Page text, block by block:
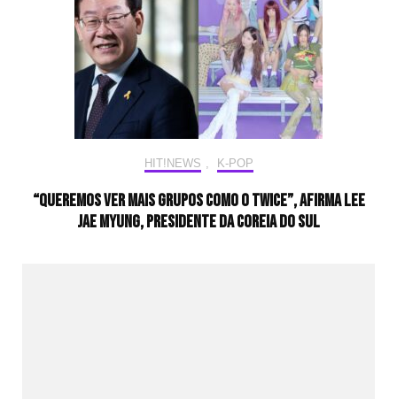
HIT!NEWS , K-POP
“Queremos ver mais grupos como o twice”, afirma Lee
Jae Myung, presidente da Coreia do Sul